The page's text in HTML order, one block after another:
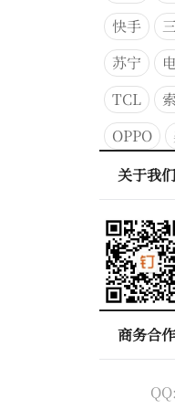
快手
苏宁
TCL
OPPO
关于我们
商务合作